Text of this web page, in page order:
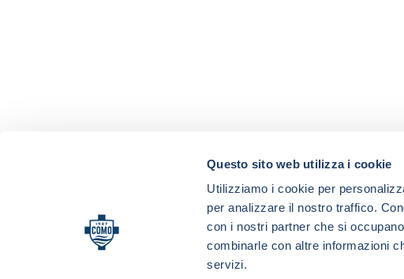
Questo sito web utilizza i cookie
Utilizziamo i cookie per
per analizzare il nostro traffico.
con i nostri partner che si
combinarle con altre informazioni
servizi.